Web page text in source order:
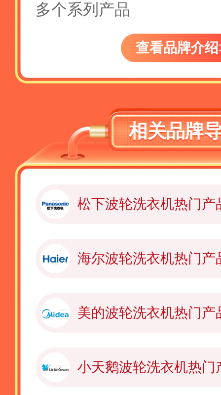
多个系列产品
查看品牌介绍
相关品牌
松下波轮洗衣机热门产
海尔波轮洗衣机热门产
美的波轮洗衣机热门产
小天鹅波轮洗衣机热门